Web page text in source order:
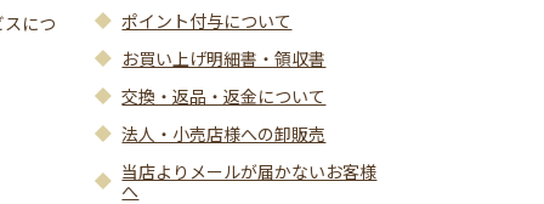
につ
ポイント付与について
お買い上げ明細書・領収書
交換・返品・返金について
法人・小売店様への卸販売
当店よりメールが届かないお客様
へ